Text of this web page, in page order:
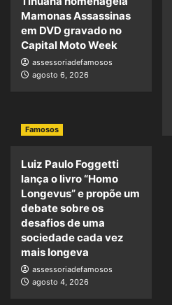
Mamonas Assassinas
em DVD gravado no
Capital Moto Week
assessoriadefamosos
agosto 6, 2026
Famosos
Luiz Paulo Foggetti
lança o livro “Homo
Longevus” e propõe um
debate sobre os
desafios de uma
sociedade cada vez
mais longeva
assessoriadefamosos
agosto 4, 2026